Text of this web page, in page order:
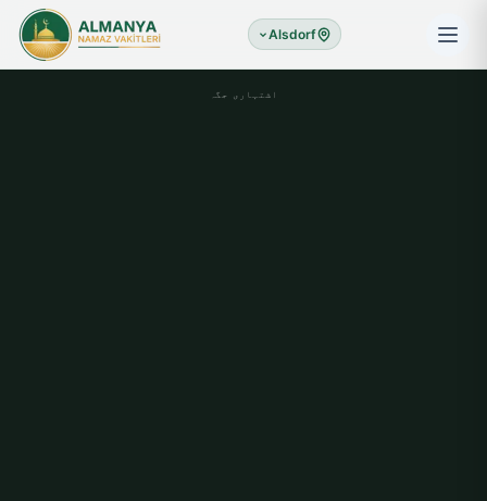
Alsdorf
اشتہاری جگہ